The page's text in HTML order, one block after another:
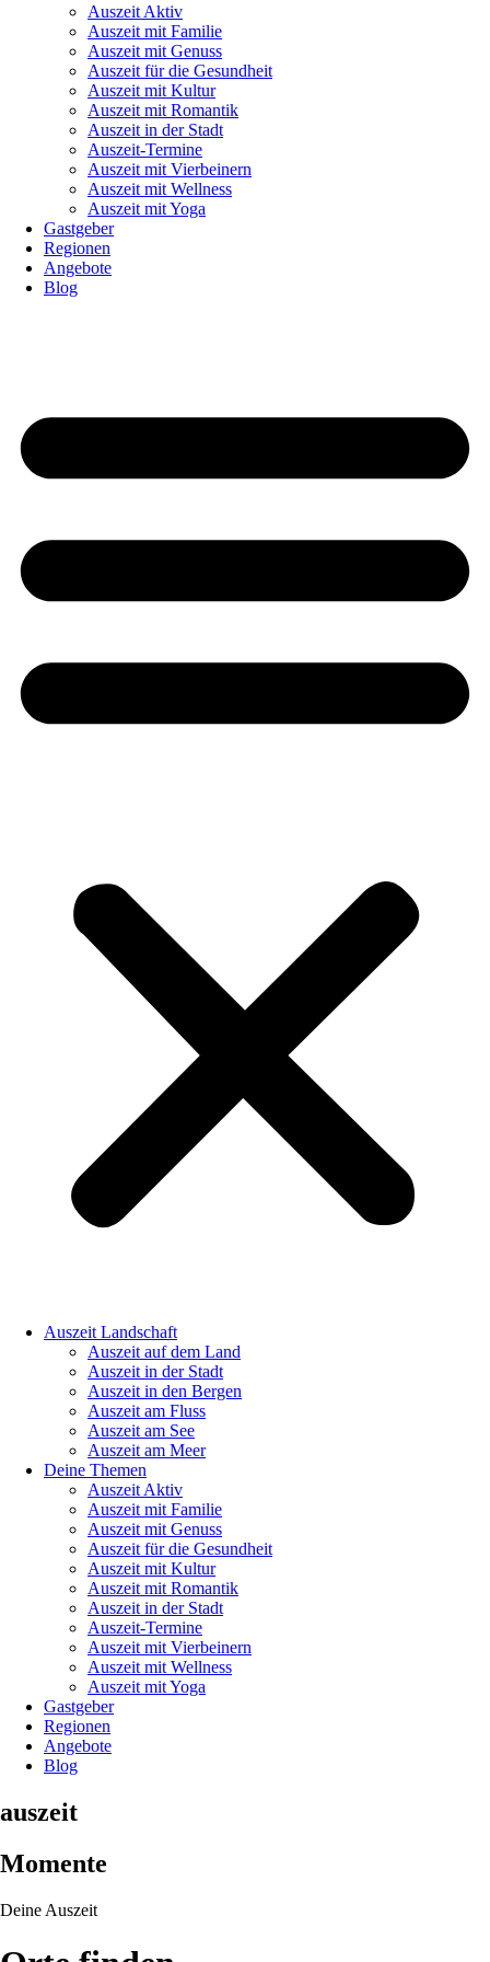
Auszeit Aktiv
Auszeit mit Familie
Auszeit mit Genuss
Auszeit für die Gesundheit
Auszeit mit Kultur
Auszeit mit Romantik
Auszeit in der Stadt
Auszeit-Termine
Auszeit mit Vierbeinern
Auszeit mit Wellness
Auszeit mit Yoga
Gastgeber
Regionen
Angebote
Blog
Auszeit Landschaft
Auszeit auf dem Land
Auszeit in der Stadt
Auszeit in den Bergen
Auszeit am Fluss
Auszeit am See
Auszeit am Meer
Deine Themen
Auszeit Aktiv
Auszeit mit Familie
Auszeit mit Genuss
Auszeit für die Gesundheit
Auszeit mit Kultur
Auszeit mit Romantik
Auszeit in der Stadt
Auszeit-Termine
Auszeit mit Vierbeinern
Auszeit mit Wellness
Auszeit mit Yoga
Gastgeber
Regionen
Angebote
Blog
auszeit
Momente
Deine Auszeit